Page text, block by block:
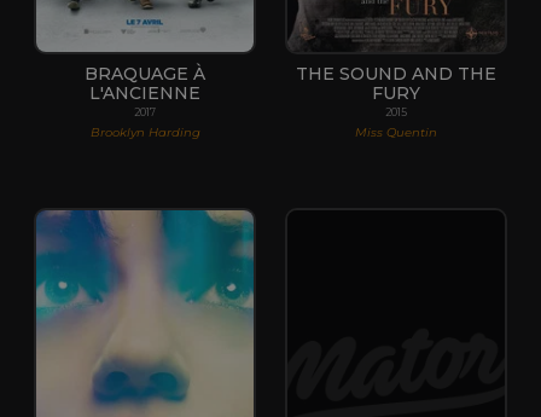
BRAQUAGE À
L'ANCIENNE
2017
Brooklyn Harding
THE SOUND AND THE
FURY
2015
Miss Quentin